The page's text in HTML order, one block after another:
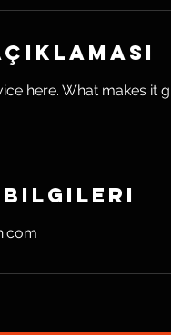
here. What makes it
Bilgileri